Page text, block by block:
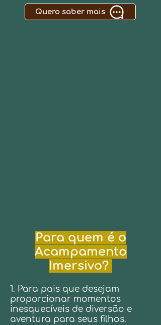
Quero saber mais
Para quem é o
Acampamento
Imersivo?
1. Para pais que desejam
proporcionar momentos
inesquecíveis de diversão e
aventura para seus filhos.